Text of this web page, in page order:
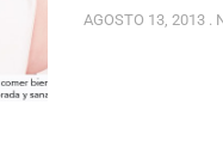
AGOSTO 13, 2013